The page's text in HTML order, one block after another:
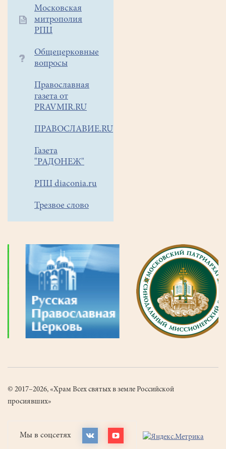
Московская
митрополия
РПЦ
Общецерковные
вопросы
Православная
газета от
PRAVMIR.RU
ПРАВОСЛАВИЕ.RU
Газета
"РАДОНЕЖ"
РПЦ diaconia.ru
Трезвое слово
© 2017–2026, «Храм Всех святых в земле Российской
просиявших»
Мы в соцсетях